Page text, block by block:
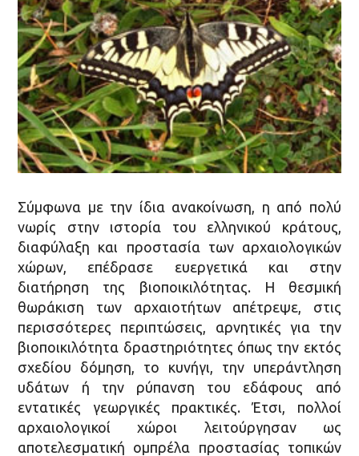
Σύμφωνα με την ίδια ανακοίνωση, η από πολύ
νωρίς στην ιστορία του ελληνικού κράτους,
διαφύλαξη και προστασία των αρχαιολογικών
χώρων, επέδρασε ευεργετικά και στην
διατήρηση της βιοποικιλότητας. Η θεσμική
θωράκιση των αρχαιοτήτων απέτρεψε, στις
περισσότερες περιπτώσεις, αρνητικές για την
βιοποικιλότητα δραστηριότητες όπως την εκτός
σχεδίου δόμηση, το κυνήγι, την υπεράντληση
υδάτων ή την ρύπανση του εδάφους από
εντατικές γεωργικές πρακτικές. Έτσι, πολλοί
αρχαιολογικοί χώροι λειτούργησαν ως
αποτελεσματική ομπρέλα προστασίας τοπικών